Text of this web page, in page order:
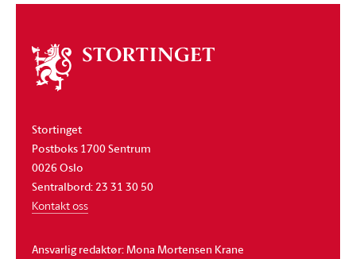
Om
stortinget
Stortinget
Postboks 1700 Sentrum
0026 Oslo
Sentralbord: 23 31 30 50
Kontakt oss
Ansvarlig redaktør: Mona Mortensen Krane